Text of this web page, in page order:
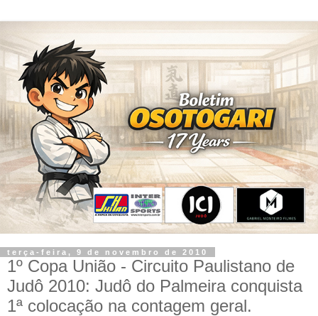
terça-feira, 9 de novembro de 2010
1º Copa União - Circuito Paulistano de
Judô 2010: Judô do Palmeira conquista
1ª colocação na contagem geral.